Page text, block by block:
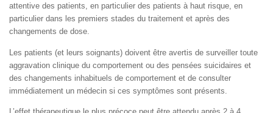
attentive des patients, en particulier des patients à haut risque, en
particulier dans les premiers stades du traitement et après des
changements de dose.
Les patients (et leurs soignants) doivent être avertis de surveiller toute
aggravation clinique du comportement ou des pensées suicidaires et
des changements inhabituels de comportement et de consulter
immédiatement un médecin si ces symptômes sont présents.